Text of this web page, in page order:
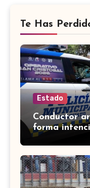
Te Has
Estado
Conductor
forma
una riña en